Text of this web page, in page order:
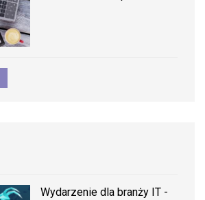
Wydarzenie dla branży IT -